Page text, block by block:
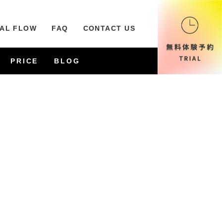
FLOW FAQ CONTACT US
PRICE BLOG